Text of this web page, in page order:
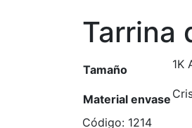
Tarrina
Tamaño 1K
Material envase
Código: 1214